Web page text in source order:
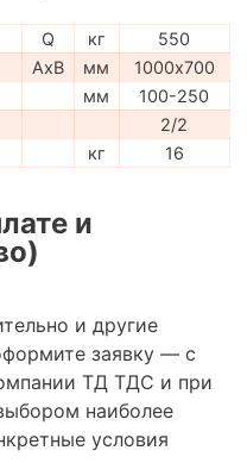
Q кг
550
AxB мм
1000х700
мм
100-250
2/2
кг 16
и
и другие
заявку — с
ТД ТДС и при
наиболее
условия